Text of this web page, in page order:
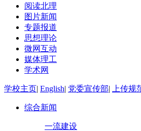
阅读北理
图片新闻
专题报道
思想理论
微网互动
媒体理工
学术网
学校主页| English| 党委宣传部| 上传规
综合新闻
一流建设